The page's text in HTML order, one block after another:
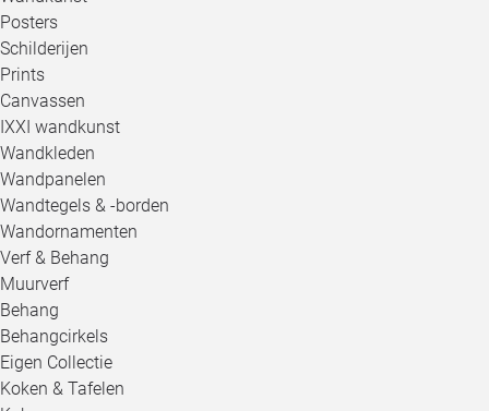
Posters
Schilderijen
Prints
Canvassen
IXXI wandkunst
Wandkleden
Wandpanelen
Wandtegels & -borden
Wandornamenten
Verf & Behang
Muurverf
Behang
Behangcirkels
Eigen Collectie
Koken & Tafelen